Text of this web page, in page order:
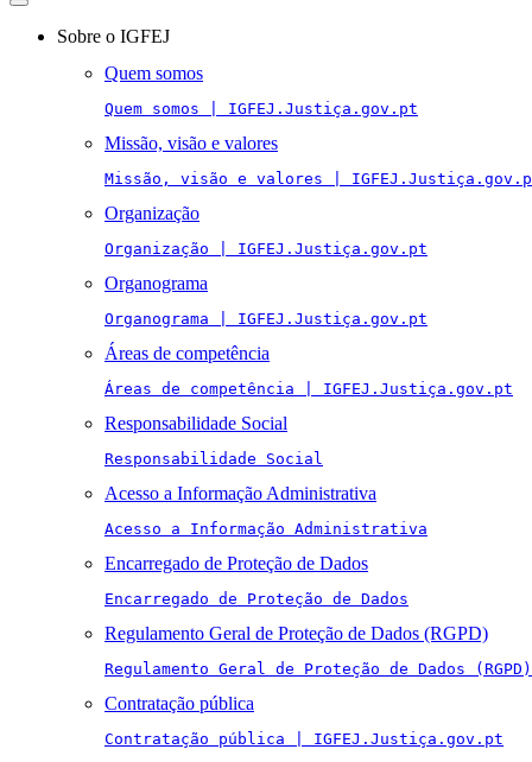
Toggle
navigationSobre o IGFEJ
Quem somos
Quem somos | IGFEJ.Justiça.gov.pt
Missão, visão e valores
Missão, visão e valores |
Organização
Organização | IGFEJ.Justiça.gov.pt
Organograma
Organograma | IGFEJ.Justiça.gov.pt
Áreas de competência
Áreas de competência | IGFEJ.Justiça.gov.pt
Responsabilidade Social
Responsabilidade Social
Acesso a Informação Administrativa
Acesso a Informação Administrativa
Encarregado de Proteção de Dados
Encarregado de Proteção de Dados
Regulamento Geral de Proteção de Dados (RGPD)
Regulamento Geral de Proteção de Dados (RGPD)
Contratação pública
Contratação pública | IGFEJ.Justiça.gov.pt